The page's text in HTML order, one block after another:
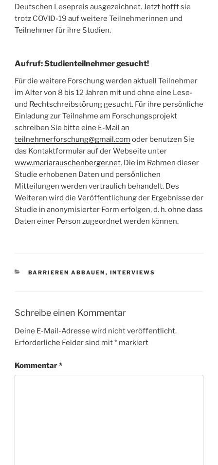
Deutschen Lesepreis ausgezeichnet. Jetzt hofft sie
trotz COVID-19 auf weitere Teilnehmerinnen und
Teilnehmer für ihre Studien.
Aufruf: Studienteilnehmer gesucht!
Für die weitere Forschung werden aktuell Teilnehmer
im Alter von 8 bis 12 Jahren mit und ohne eine Lese-
und Rechtschreibstörung gesucht. Für ihre persönliche
Einladung zur Teilnahme am Forschungsprojekt
schreiben Sie bitte eine E-Mail an
teilnehmerforschung@gmail.com oder benutzen Sie
das Kontaktformular auf der Webseite unter
www.mariarauschenberger.net. Die im Rahmen dieser
Studie erhobenen Daten und persönlichen
Mitteilungen werden vertraulich behandelt. Des
Weiteren wird die Veröffentlichung der Ergebnisse der
Studie in anonymisierter Form erfolgen, d. h. ohne dass
Daten einer Person zugeordnet werden können.
KATEGORIEN
BARRIEREN ABBAUEN , INTERVIEWS
Schreibe einen Kommentar
Deine E-Mail-Adresse wird nicht veröffentlicht.
Erforderliche Felder sind mit* markiert
Kommentar*